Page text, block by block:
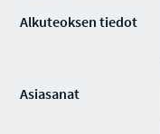
Alkuteoksen tiedot
Asiasanat